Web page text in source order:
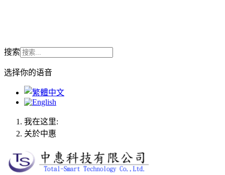
搜索
选择你的语音
我在这里:
关於中惠